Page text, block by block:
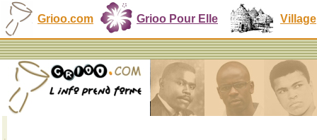
Grioo.com Grioo Pour Elle Village